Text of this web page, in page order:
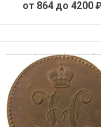
от 864 до 4200